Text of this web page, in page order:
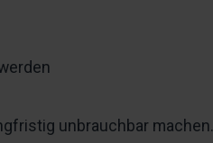
unbrauchbar machen.